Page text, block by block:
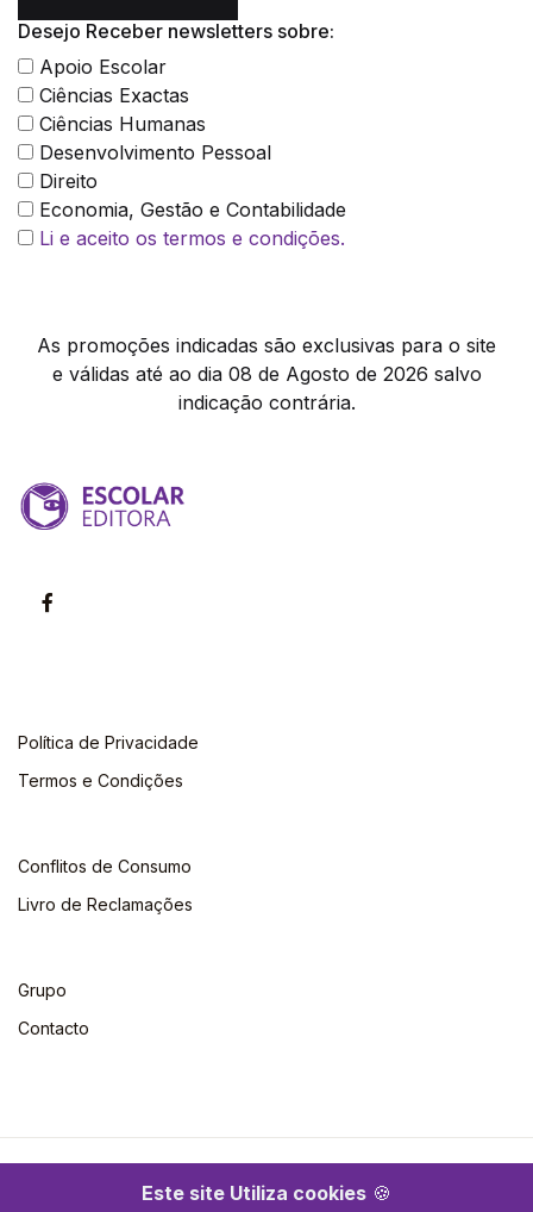
Este site Utiliza cookies 🍪
Desejo Receber newsletters sobre:
Apoio Escolar
Ciências Exactas
Ciências Humanas
Desenvolvimento Pessoal
Direito
Economia, Gestão e Contabilidade
Li e aceito os termos e condições.
As promoções indicadas são exclusivas para o site
e válidas até ao dia 08 de Agosto de 2026 salvo
indicação contrária.
Política de Privacidade
Termos e Condições
Conflitos de Consumo
Livro de Reclamações
Grupo
Contacto
©2026 Escolar. Todos os direitos reservados